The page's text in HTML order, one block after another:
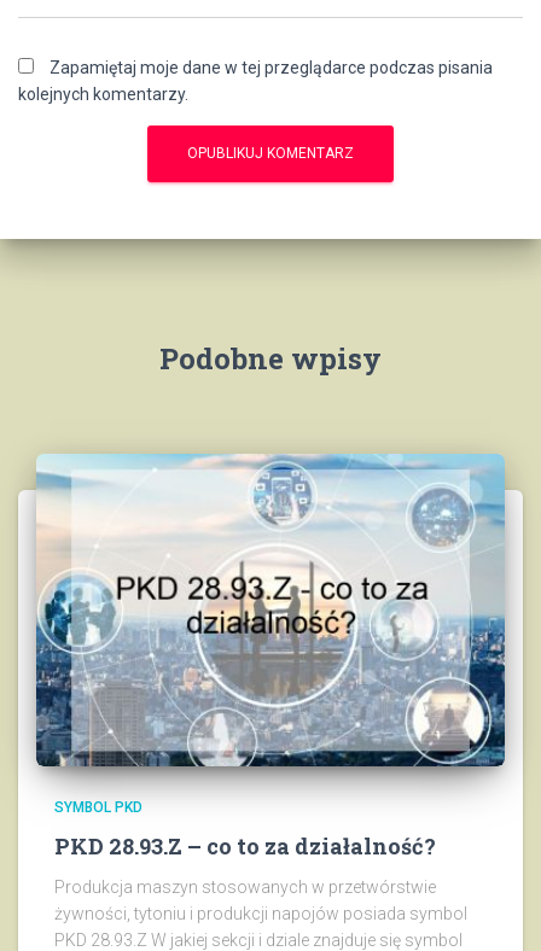
Zapamiętaj moje dane w tej przeglądarce podczas pisania
kolejnych komentarzy.
Podobne wpisy
SYMBOL PKD
PKD 28.93.Z – co to za działalność?
Produkcja maszyn stosowanych w przetwórstwie
żywności, tytoniu i produkcji napojów posiada symbol
PKD 28.93.Z W jakiej sekcji i dziale znajduje się symbol